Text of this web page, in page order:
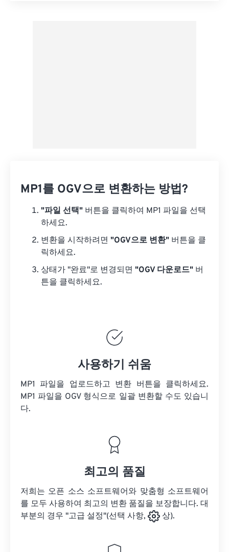
MP1를 OGV으로 변환하는 방법?
"파일 선택" 버튼을 클릭하여 MP1 파일을 선택
하세요.
변환을 시작하려면 "OGV으로 변환" 버튼을 클
릭하세요.
상태가 "완료"로 변경되면 "OGV 다운로드" 버
튼을 클릭하세요.
사용하기 쉬움
MP1 파일을 업로드하고 변환 버튼을 클릭하세요.
MP1 파일을 OGV 형식으로 일괄 변환할 수도 있습니
다.
최고의 품질
저희는 오픈 소스 소프트웨어와 맞춤형 소프트웨어
를 모두 사용하여 최고의 변환 품질을 보장합니다. 대
부분의 경우 "고급 설정"(선택 사항,
상).